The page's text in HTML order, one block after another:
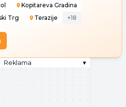
Kopitareva Gradina
Trg Terazije +18
Reklama ▾